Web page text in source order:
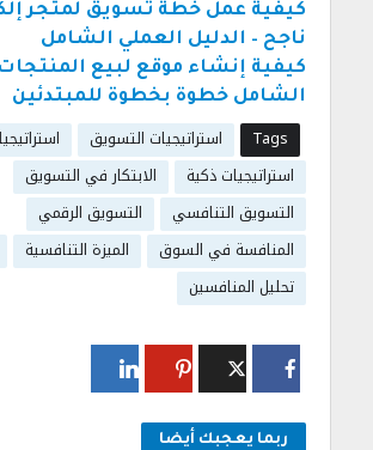
كيفية عمل خطة تسويق لمتجر
ناجح – الدليل العملي الشامل
كيفية إنشاء موقع لبيع المنتجات
الشامل خطوة بخطوة للمبتدئين
Tags استراتيجيات التسويق
استراتيجيات ذكية
الابتكار في التسويق
التسويق التنافسي
التسويق الرقمي
المنافسة في السوق
الميزة التنافسية
تحليل المنافسين
ربما يعجبك أيضا